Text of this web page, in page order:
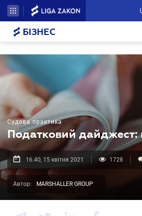
БІЗНЕС
Судова практика
Податковий дайджест:
16.40, 15 квітня 2021 1728
Автор: MARSHALLER GROUP